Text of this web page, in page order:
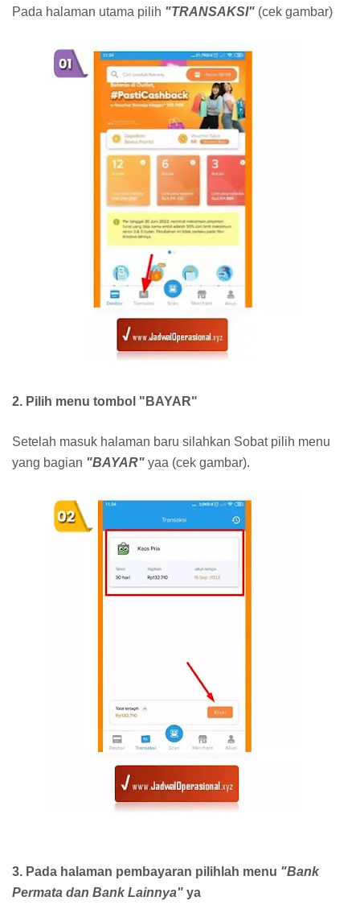
Pada halaman utama pilih "TRANSAKSI" (cek gambar)
2. Pilih menu tombol "BAYAR"
Setelah masuk halaman baru silahkan Sobat pilih menu
yang bagian "BAYAR" yaa (cek gambar).
3. Pada halaman pembayaran pilihlah menu "Bank
Permata dan Bank Lainnya" ya